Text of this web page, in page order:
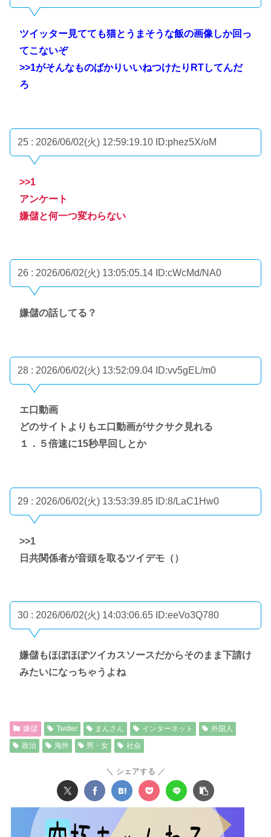
ツイッター見てても猫とうまそうな飯の画像しか回っ
てこないぞ
>>1がそんなものばかりいいねつけたりRTしてんだ
ろ
25 : 2026/06/02(火) 12:59:19.10 ID:phez5X/oM
>>1
アンケート
嫌儲と何一つ変わらない
26 : 2026/06/02(火) 13:05:05.14 ID:cWcMd/NA0
嫌儲の話してる？
28 : 2026/06/02(火) 13:52:09.04 ID:vv5gEL/m0
エ口動画
どのサイトよりもエ口動画がサクサク見れる
１．５倍速に15秒早回しとか
29 : 2026/06/02(火) 13:53:39.85 ID:8/LaC1Hw0
>>1
日共関係者が音頭を取るツイデモ（）
30 : 2026/06/02(火) 14:03:06.65 ID:eeVo3Q780
嫌儲もほぼほぼツイカスソースだからそのまま下請け
みたいになっちゃうよね
嫌儲 Twitter まんさん インターネット
外国人
政治
海外 男・女 社会
シェアする